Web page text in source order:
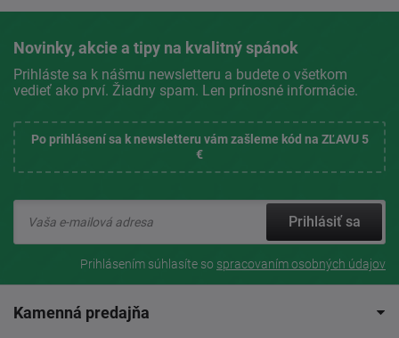
Novinky, akcie a tipy na kvalitný spánok
Prihláste sa k nášmu newsletteru a budete o všetkom
vedieť ako prví. Žiadny spam. Len prínosné informácie.
Po prihlásení sa k newsletteru vám zašleme kód na ZĽAVU 5
€
Prihlásiť sa
Prihlásením súhlasíte so spracovaním osobných údajov
Kamenná predajňa